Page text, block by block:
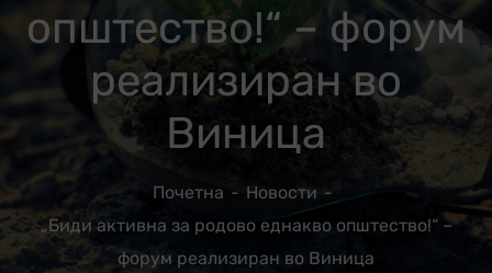
општество!“ – форум
реализиран во
Виница
Почетна
Новости
„Биди активна за родово еднакво општество!“ –
форум реализиран во Виница